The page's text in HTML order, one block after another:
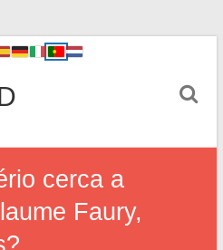
cerca a
Faury,